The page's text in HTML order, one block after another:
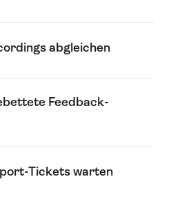
abgleichen
Feedback-
Tickets warten